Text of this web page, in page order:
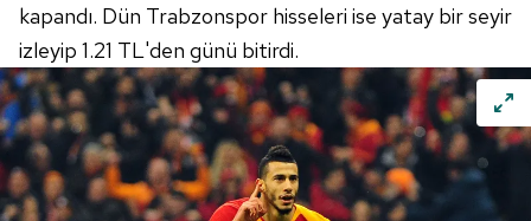
kapandı. Dün Trabzonspor hisseleri ise yatay bir seyir
izleyip 1.21 TL'den günü bitirdi.